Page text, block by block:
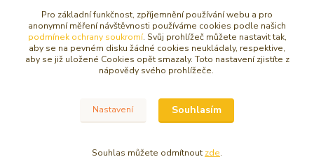
Obrázek je standardně dodáván bez mašličky - pokud máte zájem,
připište, prosím, při dokončení objednávky do poznámky pod
produkt, že máte zájem o dodání vč. mašličky... a stane se tak :-)
Zboží zařazeno v kategoriích
Pro základní funkčnost, zpříjemnění používání webu a pro
anonymní měření návštěvnosti používáme cookies podle našich
podmínek ochrany soukromí. Svůj prohlížeč můžete nastavit tak,
aby se na pevném disku žádné cookies neukládaly, respektive,
aby se již uložené Cookies opět smazaly. Toto nastavení zjistíte z
nápovědy svého prohlížeče.
Nastavení Souhlasím
Souhlas můžete odmítnout zde.